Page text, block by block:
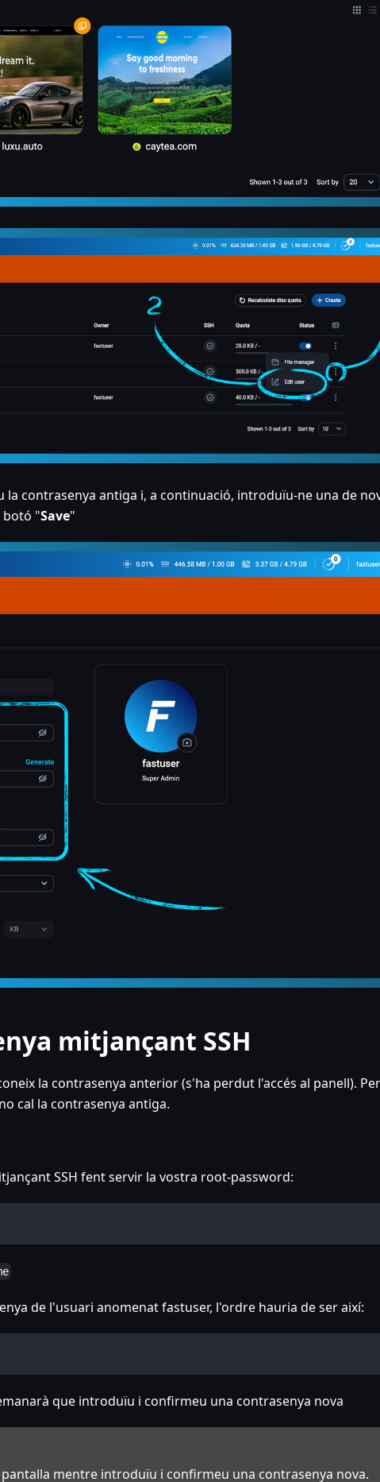
contrasenya antiga i, a continuació, introduïu-ne una de
botó "Save"
mitjançant SSH
la contrasenya anterior (s'ha perdut l'accés al panell). Per
cal la contrasenya antiga.
SSH fent servir la vostra root-password:
de l'usuari anomenat fastuser, l'ordre hauria de ser així:
que introduïu i confirmeu una contrasenya nova
mentre introduïu i confirmeu una contrasenya nova.